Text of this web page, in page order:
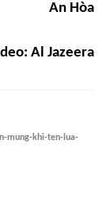
An Hòa
Al Jazeera
mung-khi-ten-lua-